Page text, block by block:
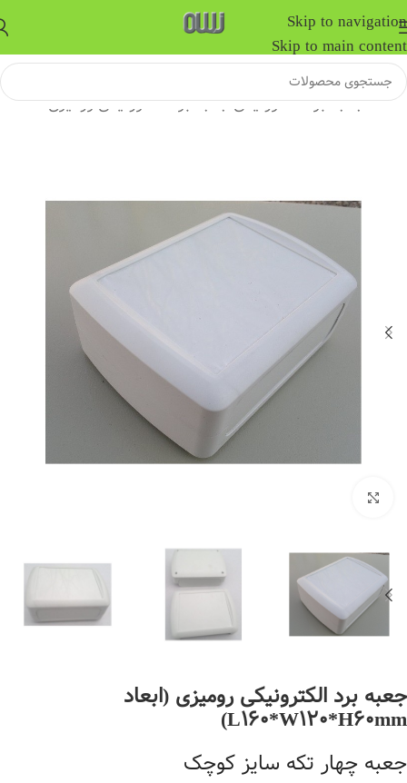
Skip to navigation
Skip to main content
خانه/جعبه برد الکترونیکی/جعبه برد الکترونیکی رومیزی
جعبه برد الکترونیکی رومیزی (ابعاد
L160*W120*H60mm)
جعبه چهار تکه سایز کوچک